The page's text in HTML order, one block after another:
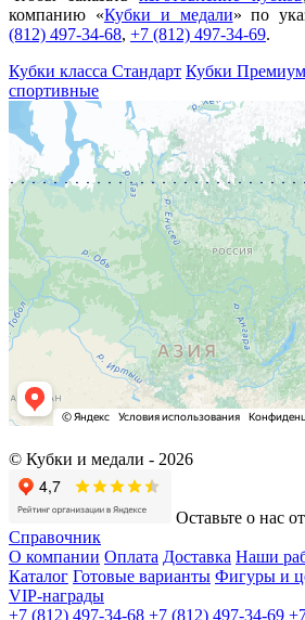
компанию «Кубки и медали» по
(812) 497-34-68, +7 (812) 497-34-69.
Кубки класса Стандарт Кубки Премиум
спортивные
© Кубки и медали - 2026
Оставьте о нас
Справочник
О компании Оплата Доставка Наши
Каталог Готовые варианты Фигуры и
VIP-награды
+7 (812) 497-34-68 +7 (812) 497-34-69